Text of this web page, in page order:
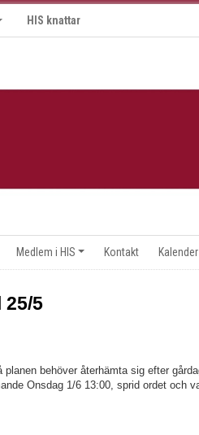
HIS knattar
Medlem i HIS Kontakt Kalender
5
behöver återhämta sig efter
Onsdag 1/6 13:00, sprid ordet och